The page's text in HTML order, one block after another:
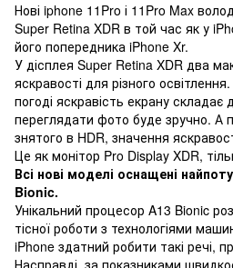
Нові iphone 11Pro і 11Pro Max
Super Retina XDR в той час як у
його попередника iPhone Xr.
У дісплея Super Retina XDR два
яскравості для різного
погоді яскравість екрану складає
переглядати фото буде зручно. А
знятого в HDR, значення
Це як монітор Pro Display XDR,
Всі нові моделі оснащені
Bionic.
Унікальний процесор A13 Bionic
тісної роботи з технологіями
iPhone здатний робити такі речі,